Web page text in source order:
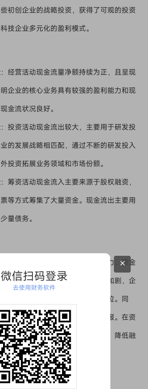
初创企业的战略投资，获得了可观的投资
技企业多元化的盈利模式。
：经营活动现金流量净额持续为正，且呈现
企业的核心业务具有较强的盈利能力和现
金流状况良好。
：投资活动现金流出较大，主要用于研发投
的发展战略相匹配，通过不断的研发投入
投资拓展业务领域和市场份额。
：筹资活动现金流入主要来源于股权融资，
等方式筹集了大量资金。现金流出主要用
量债务。
技企业的财务报表，其在盈利能力、资金
现良好。然而，随着市场竞争的加剧，企
，加大研发投入，以巩固市场地位。同
，确保对外投资能够获得预期回报。在资
业发展需要，适当优化资本结构，降低融
微信扫码登录
去使用财务软件
×